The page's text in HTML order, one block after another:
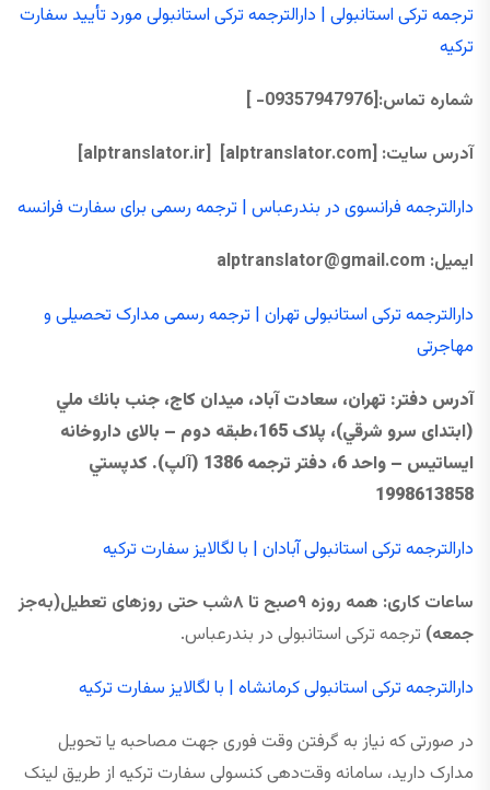
ترجمه ترکی استانبولی | دارالترجمه ترکی استانبولی مورد تأیید سفارت
ترکیه
شماره تماس:[09357947976- ]
آدرس سایت: [alptranslator.com]
[alptranslator.ir]
دارالترجمه فرانسوی در بندرعباس | ترجمه رسمی برای سفارت فرانسه
ایمیل:
alptranslator@gmail.com
دارالترجمه ترکی استانبولی تهران | ترجمه رسمی مدارک تحصیلی و
مهاجرتی
آدرس دفتر: تهران، سعادت آباد، ميدان كاج، جنب بانك ملي
(ابتدای سرو شرقي)، پلاک 165،طبقه دوم – بالای داروخانه
ایساتیس – واحد 6، دفتر ترجمه 1386 (آلپ). كدپستي
1998613858
دارالترجمه ترکی استانبولی آبادان | با لگالایز سفارت ترکیه
ساعات کاری: همه ‌روزه ۹صبح تا ۸شب حتی روزهای تعطیل(به‌جز
جمعه) ترجمه ترکی استانبولی در بندرعباس.
دارالترجمه ترکی استانبولی کرمانشاه | با لگالایز سفارت ترکیه
در صورتی که نیاز به گرفتن وقت فوری جهت مصاحبه یا تحویل
مدارک دارید، سامانه وقت‌دهی کنسولی سفارت ترکیه از طریق لینک